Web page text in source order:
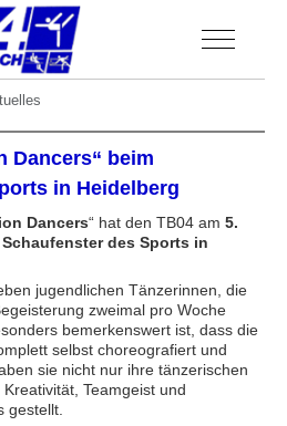
Off-
Dancers“ beim
in Heidelberg
Dancers“ hat den TB04 am 5.
Schaufenster des Sports in
jugendlichen Tänzerinnen, die
zweimal pro Woche
bemerkenswert ist, dass die
selbst choreografiert und
sie nicht nur ihre tänzerischen
Teamgeist und
gestellt.